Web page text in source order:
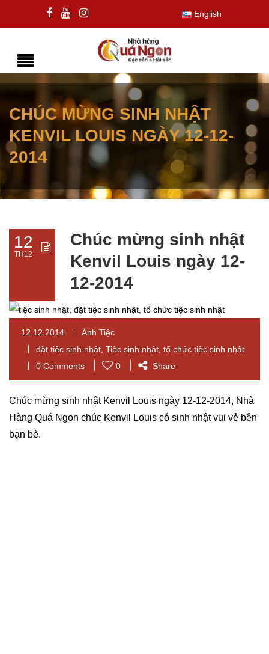
English
CHÚC MỪNG SINH NHẬT
KENVIL LOUIS NGÀY 12-12-
2014
12
TH12
Chúc mừng sinh nhật
Kenvil Louis ngày 12-
12-2014
12.12.2014
Ảnh Tiệc
đặt tiệc sinh nhật Tiệc sinh nhật tổ chức tiệc sinh nhật
0 Comments
0 Share
Chúc mừng sinh nhật Kenvil Louis ngày 12-12-2014, Nhà
Hàng Quá Ngon chúc Kenvil Louis có sinh nhật vui vẻ bên
bạn bè.